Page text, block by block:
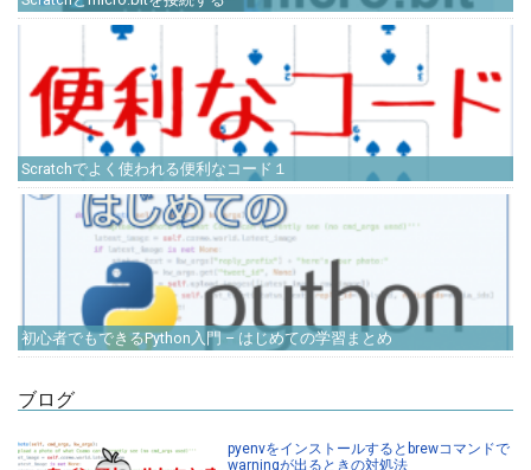
Scratchでよく使われる便利なコード１
初心者でもできるPython入門 – はじめての学習まとめ
ブログ
pyenvをインストールするとbrewコマンドで
warningが出るときの対処法